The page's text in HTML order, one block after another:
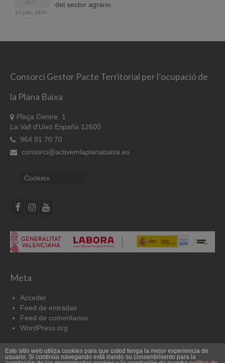
del sector agrario
10 julio, 2026
Consorci Gestor Pacte Territorial per l’ocupació de
la Plana Baixa
Plaça Centre, 1
La Vall d'Uixó España 12600
964 91 70 70
consorci@activemlaplanabaixa.es
Cookies
Meta
Acceder
Feed de entradas
Feed de comentarios
WordPress.org
Cookies Aviso Legal
Este sitio web utiliza cookies para que usted tenga la mejor experiencia de
usuario. Si continúa navegando está dando su consentimiento para la